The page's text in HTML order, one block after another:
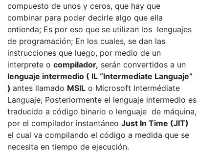
compuesto de unos y ceros, que hay que
combinar para poder decirle algo que ella
entienda; Es por eso que se utilizan los lenguajes
de programación; En los cuales, se dan las
instrucciones que luego, por medio de un
interprete o compilador, serán convertidos a un
lenguaje intermedio ( IL “Intermediate Languaje”
) antes llamado MSIL o Microsoft Intermédiate
Languaje; Posteriormente el lenguaje intermedio es
traducido a código binario o lenguaje de máquina,
por el compilador instantáneo Just In Time (JIT)
el cual va compilando el código a medida que se
necesita en tiempo de ejecución.